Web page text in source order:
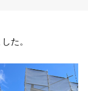
た。